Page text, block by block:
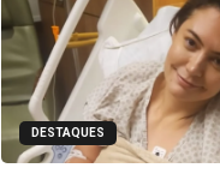
DESTAQUES